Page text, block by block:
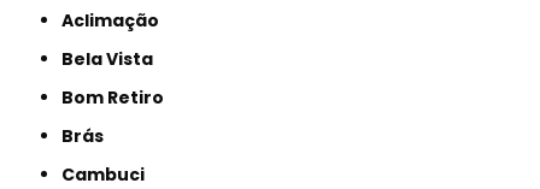
Aclimação
Bela Vista
Bom Retiro
Brás
Cambuci